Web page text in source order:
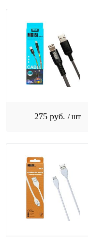
275 руб. / шт